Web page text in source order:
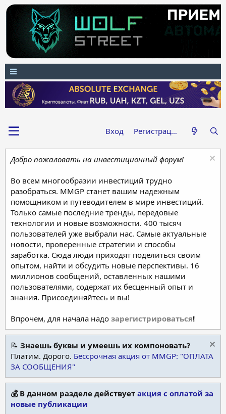
Вход Регистрация
Добро пожаловать на инвестиционный форум!
Во всем многообразии инвестиций трудно
разобраться. MMGP станет вашим надежным
помощником и путеводителем в мире инвестиций.
Только самые последние тренды, передовые
технологии и новые возможности. 400 тысяч
пользователей уже выбрали нас. Самые актуальные
новости, проверенные стратегии и способы
заработка. Сюда люди приходят поделиться своим
опытом, найти и обсудить новые перспективы. 16
миллионов сообщений, оставленных нашими
пользователями, содержат их бесценный опыт и
знания. Присоединяйтесь и вы!
Впрочем, для начала надо зарегистрироваться!
📝 Знаешь буквы и умеешь их компоновать?
Платим. Дорого. Бессрочная акция от MMGP: "ОПЛАТА
ЗА СООБЩЕНИЯ"
💰 В данном разделе действует акция с оплатой за
новые публикации